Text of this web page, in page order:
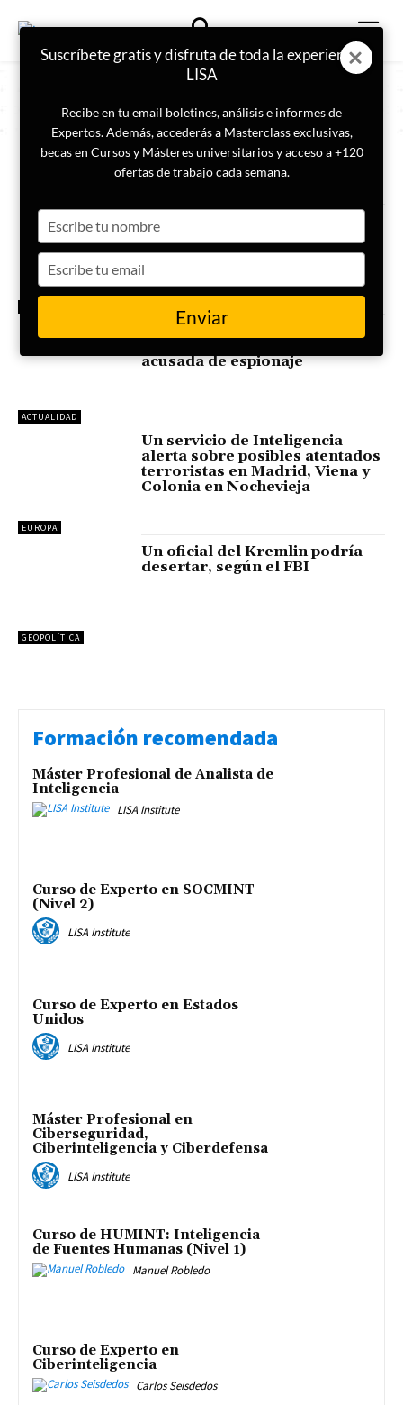
ETIQUETA
Servicios de Intelingencia
El primer ministro de Armenia
confirma que abandonará la
OTSC
ACTUALIDAD
Las autoridades de Dinamarca
acusada de espionaje
EUROPA
Un servicio de Inteligencia
alerta sobre posibles atentados
terroristas en Madrid, Viena y
Colonia en Nochevieja
GEOPOLÍTICA
Un oficial del Kremlin podría
desertar, según el FBI
Formación recomendada
Máster Profesional de Analista de
Inteligencia
LISA Institute
Curso de Experto en SOCMINT
(Nivel 2)
LISA Institute
Curso de Experto en Estados
Unidos
LISA Institute
Máster Profesional en
Ciberseguridad,
Ciberinteligencia y Ciberdefensa
LISA Institute
Curso de HUMINT: Inteligencia
de Fuentes Humanas (Nivel 1)
Manuel Robledo
Curso de Experto en
Ciberinteligencia
Carlos Seisdedos
Suscríbete gratis y disfruta de toda la experiencia
LISA
Recibe en tu email boletines, análisis e informes de
Expertos. Además, accederás a Masterclass exclusivas,
becas en Cursos y Másteres universitarios y acceso a +120
ofertas de trabajo cada semana.
your
name
your
email
Enviar